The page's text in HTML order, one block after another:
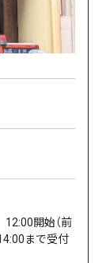
開始（前
まで受付